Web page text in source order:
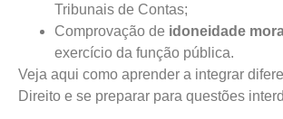
Tribunais de Contas;
Comprovação de idoneidade
exercício da função pública.
Veja aqui como aprender a integrar
Direito e se preparar para questões